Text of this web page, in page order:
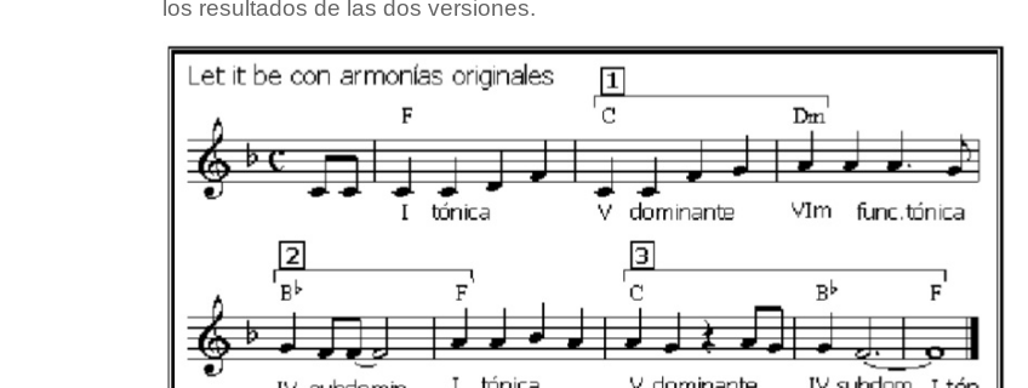
los resultados de las dos versiones.